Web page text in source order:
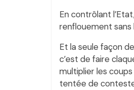
En contrôlant
renflouement sans
Et la seule façon
c’est de faire
multiplier les
tentée de